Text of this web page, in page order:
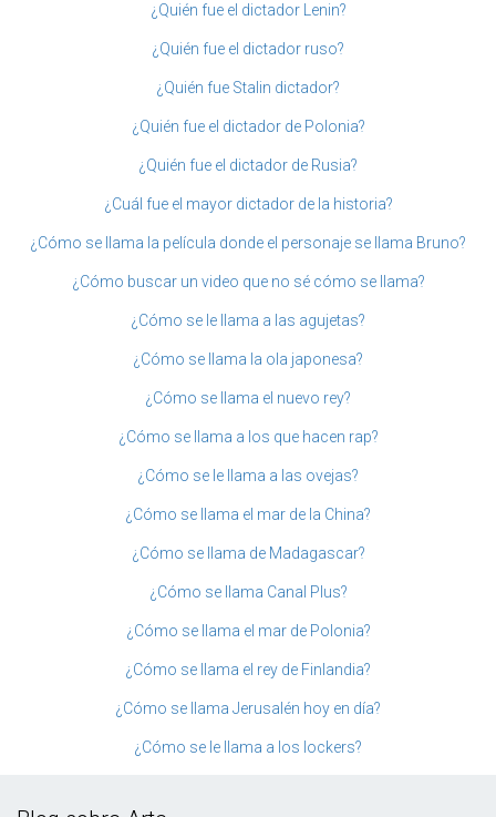
¿Quién fue el dictador Lenin?
¿Quién fue el dictador ruso?
¿Quién fue Stalin dictador?
¿Quién fue el dictador de Polonia?
¿Quién fue el dictador de Rusia?
¿Cuál fue el mayor dictador de la historia?
¿Cómo se llama la película donde el personaje se llama Bruno?
¿Cómo buscar un video que no sé cómo se llama?
¿Cómo se le llama a las agujetas?
¿Cómo se llama la ola japonesa?
¿Cómo se llama el nuevo rey?
¿Cómo se llama a los que hacen rap?
¿Cómo se le llama a las ovejas?
¿Cómo se llama el mar de la China?
¿Cómo se llama de Madagascar?
¿Cómo se llama Canal Plus?
¿Cómo se llama el mar de Polonia?
¿Cómo se llama el rey de Finlandia?
¿Cómo se llama Jerusalén hoy en día?
¿Cómo se le llama a los lockers?